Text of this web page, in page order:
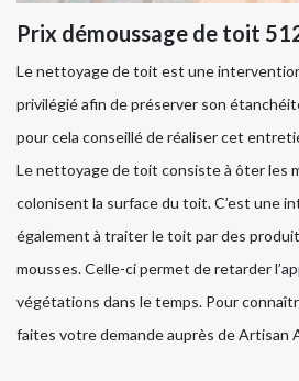
Prix démoussage de toit
Le nettoyage de toit est une
privilégié afin de préserver son
pour cela conseillé de réaliser cet
Le nettoyage de toit consiste à ôter les
colonisent la surface du toit. C’est une
également à traiter le toit par des
mousses. Celle-ci permet de retarder
végétations dans le temps. Pour
faites votre demande auprès de Artisan